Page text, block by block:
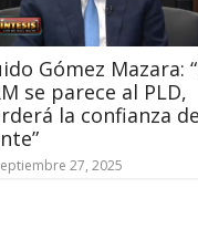
Gómez Mazara:
se parece al PLD,
la confianza
27, 2025